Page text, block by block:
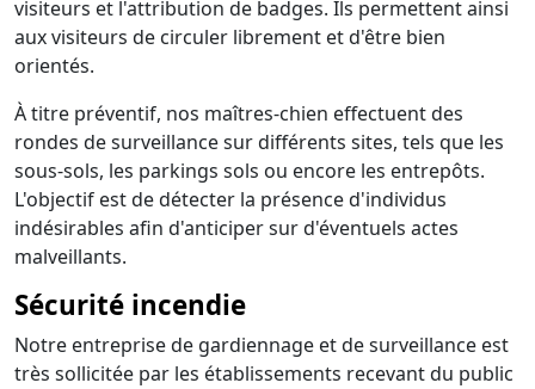
visiteurs et l'attribution de badges. Ils permettent ainsi
aux visiteurs de circuler librement et d'être bien
orientés.
À titre préventif, nos maîtres-chien effectuent des
rondes de surveillance sur différents sites, tels que les
sous-sols, les parkings sols ou encore les entrepôts.
L'objectif est de détecter la présence d'individus
indésirables afin d'anticiper sur d'éventuels actes
malveillants.
Sécurité incendie
Notre entreprise de gardiennage et de surveillance est
très sollicitée par les établissements recevant du public